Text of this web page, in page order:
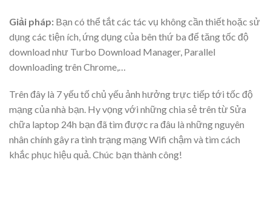
Giải pháp: Bạn có thể tắt các tác vụ không cần thiết hoặc sử
dụng các tiện ích, ứng dụng của bên thứ ba để tăng tốc độ
download như Turbo Download Manager, Parallel
downloading trên Chrome,…
Trên đây là 7 yếu tố chủ yếu ảnh hưởng trực tiếp tới tốc độ
mạng của nhà bạn. Hy vọng với những chia sẻ trên từ Sửa
chữa laptop 24h bạn đã tìm được ra đâu là những nguyên
nhân chính gây ra tình trạng mạng Wifi chậm và tìm cách
khắc phục hiệu quả. Chúc bạn thành công!